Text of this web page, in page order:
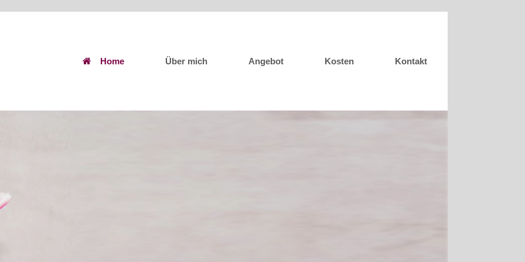
Home Über mich Angebot Kosten Kontakt